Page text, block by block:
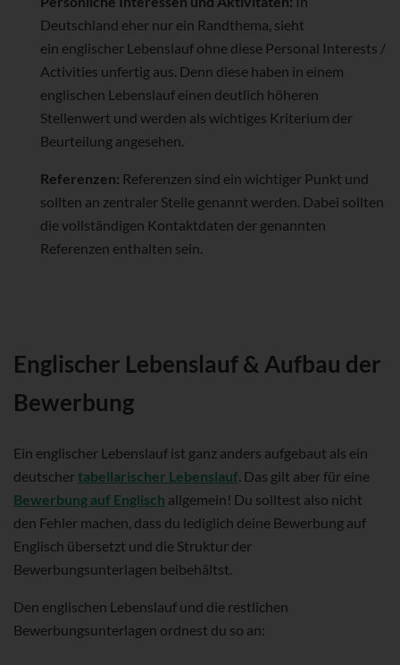
Deutschland eher nur ein Randthema, sieht
ein englischer Lebenslauf ohne diese Personal Interests /
Activities unfertig aus. Denn diese haben in einem
englischen Lebenslauf einen deutlich höheren
Stellenwert und werden als wichtiges Kriterium der
Beurteilung angesehen.
Referenzen: Referenzen sind ein wichtiger Punkt und
sollten an zentraler Stelle genannt werden. Dabei sollten
die vollständigen Kontaktdaten der genannten
Referenzen enthalten sein.
Englischer Lebenslauf & Aufbau der
Bewerbung
Ein englischer Lebenslauf ist ganz anders aufgebaut als ein
deutschertabellarischer Lebenslauf . Das gilt aber für eine
Bewerbung auf Englisch allgemein! Du solltest also nicht
den Fehler machen, dass du lediglich deine Bewerbung auf
Englisch übersetzt und die Struktur der
Bewerbungsunterlagen beibehältst.
Den englischen Lebenslauf und die restlichen
Bewerbungsunterlagen ordnest du so an: